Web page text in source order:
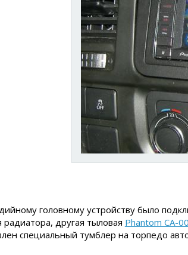
головному устройству было
другая тыловая Phantom CA-
специальный тумблер на торпедо